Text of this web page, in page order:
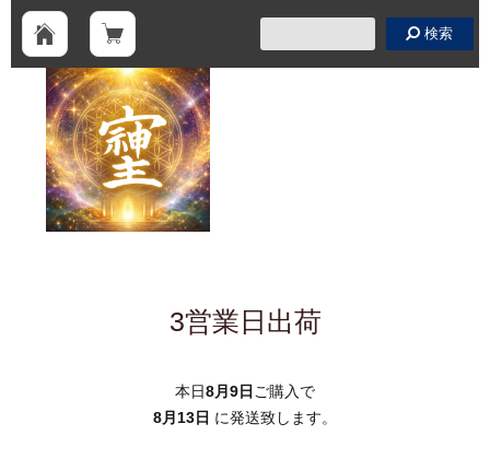
検索
3営業日出荷
本日8月9日 ご購入で
8月13日 に発送致します。